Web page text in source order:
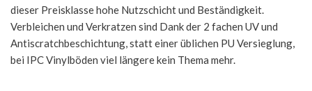
dieser Preisklasse hohe Nutzschicht und Beständigkeit.
Verbleichen und Verkratzen sind Dank der 2 fachen UV und
Antiscratchbeschichtung, statt einer üblichen PU Versieglung,
bei IPC Vinylböden viel längere kein Thema mehr.